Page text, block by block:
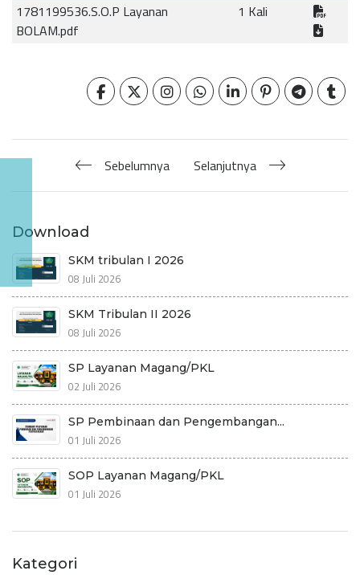
1781199536.S.O.P Layanan
BOLAM.pdf
1 Kali
Sebelumnya Selanjutnya
Download
SKM tribulan I 2026
08 Juli 2026
SKM Tribulan II 2026
08 Juli 2026
SP Layanan Magang/PKL
02 Juli 2026
SP Pembinaan dan Pengembangan...
01 Juli 2026
SOP Layanan Magang/PKL
01 Juli 2026
Kategori